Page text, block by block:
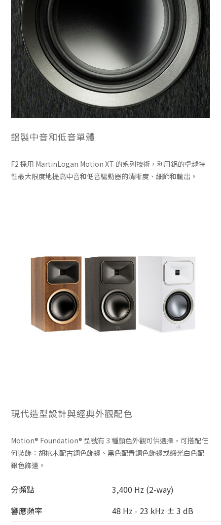
鋁製中音和低音單體
F2 採用 MartinLogan Motion XT 的系列技術，利用鋁的卓越特
性最大限度地提高中音和低音驅動器的清晰度、細節和輸出。
現代造型設計與經典外觀配色
Motion® Foundation® 型號有 3 種顏色外觀可供選擇，可搭配任
何裝飾：胡桃木配古銅色飾邊、黑色配青銅色飾邊或緞光白色配
銀色飾邊。
分頻點
3,400 Hz (2-way)
響應頻率
48 Hz - 23 kHz ± 3 dB